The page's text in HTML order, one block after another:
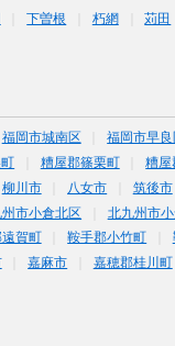
下曽根 朽網 苅田
福岡市城南区 福岡市早良
糟屋郡篠栗町 糟屋
柳川市 八女市 筑後市
市小倉北区 北九州市
賀町 鞍手郡小竹町
嘉麻市 嘉穂郡桂川町